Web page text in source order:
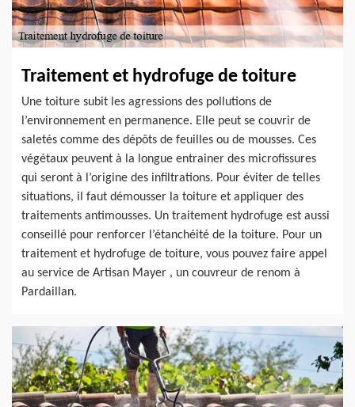
Traitement et hydrofuge de toiture
Une toiture subit les agressions des pollutions de
l’environnement en permanence. Elle peut se couvrir de
saletés comme des dépôts de feuilles ou de mousses. Ces
végétaux peuvent à la longue entrainer des microfissures
qui seront à l’origine des infiltrations. Pour éviter de telles
situations, il faut démousser la toiture et appliquer des
traitements antimousses. Un traitement hydrofuge est aussi
conseillé pour renforcer l’étanchéité de la toiture. Pour un
traitement et hydrofuge de toiture, vous pouvez faire appel
au service de Artisan Mayer , un couvreur de renom à
Pardaillan.